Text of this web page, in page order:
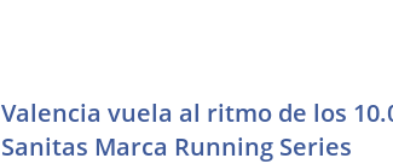
Valencia vuela al ritmo de los
Sanitas Marca Running Series